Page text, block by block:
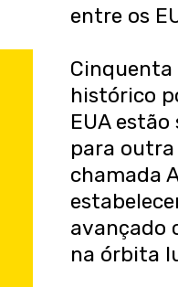
entre os
Cinquenta
histórico
EUA
para
chamada
avançado
na órbita